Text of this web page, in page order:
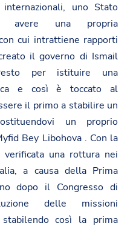
uno Stato
avere una propria
cui intrattiene rapporti
il governo di Ismail
per istituire una
e così è toccato al
il primo a stabilire un
un proprio
Bey Libohova . Con la
una rottura nei
a causa della Prima
dopo il Congresso di
delle missioni
così la prima